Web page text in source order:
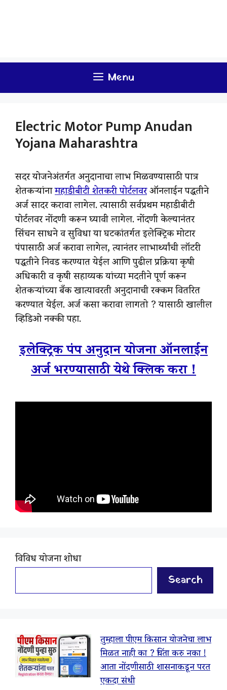
Menu
Electric Motor Pump Anudan
Yojana Maharashtra
सदर योजनेअंतर्गत अनुदानाचा लाभ मिळवण्यासाठी पात्र
शेतकऱ्यांनामहाडीबीटी शेतकरी पोर्टलवरऑनलाईन पद्धतीने
अर्ज सादर करावा लागेल. त्यासाठी सर्वप्रथम महाडीबीटी
पोर्टलवर नोंदणी करून घ्यावी लागेल. नोंदणी केल्यानंतर
सिंचन साधने व सुविधा या घटकांतर्गत इलेक्ट्रिक मोटार
पंपासाठी अर्ज करावा लागेल, त्यानंतर लाभार्थ्यांची लॉटरी
पद्धतीने निवड करण्यात येईल आणि पुढील प्रक्रिया कृषी
अधिकारी व कृषी सहाय्यक यांच्या मदतीने पूर्ण करून
शेतकऱ्यांच्या बँक खात्यावरती अनुदानाची रक्कम वितरित
करण्यात येईल. अर्ज कसा करावा लागतो ? यासाठी खालील
व्हिडिओ नक्की पहा.
इलेक्ट्रिक पंप अनुदान योजना ऑनलाईन
अर्ज भरण्यासाठी येथे क्लिक करा !
विविध योजना शोधा
Search
तुम्हाला पीएम किसान योजनेचा लाभ
मिळत नाही का ? चिंता करु नका !
आता नोंदणीसाठी शासनाकडून परत
एकदा संधी